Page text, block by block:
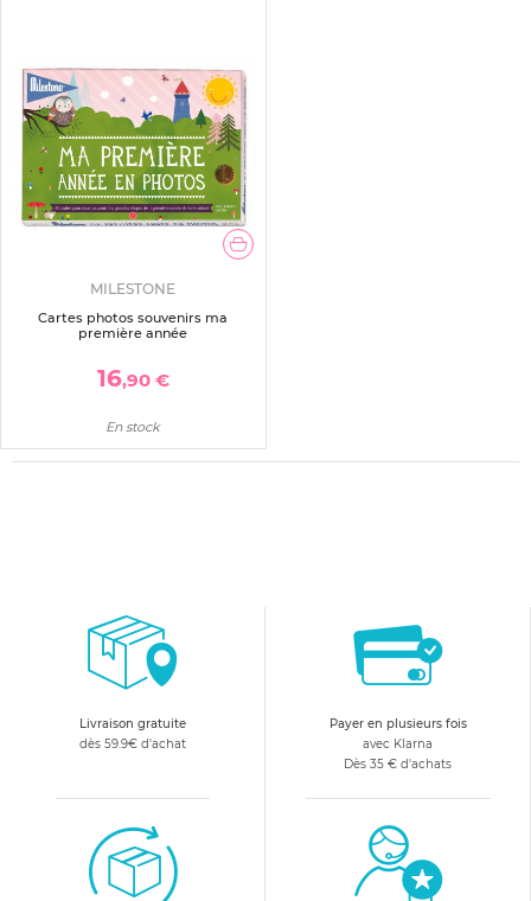
MILESTONE
Cartes photos souvenirs ma
première année
16,90 €
En stock
Livraison gratuite
dès 59.9€ d'achat
Payer en plusieurs fois
avec Klarna
Dès 35 € d'achats